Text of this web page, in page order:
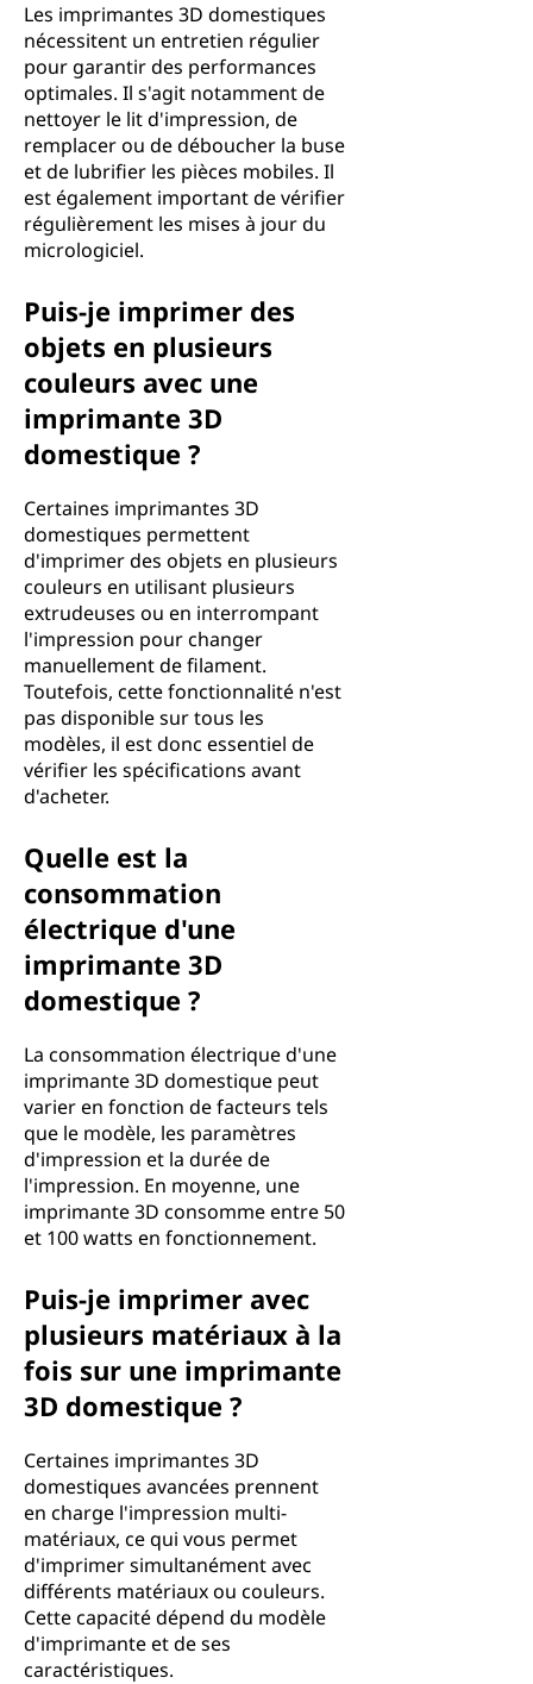
Les imprimantes 3D domestiques
nécessitent un entretien régulier
pour garantir des performances
optimales. Il s'agit notamment de
nettoyer le lit d'impression, de
remplacer ou de déboucher la buse
et de lubrifier les pièces mobiles. Il
est également important de vérifier
régulièrement les mises à jour du
micrologiciel.
Puis-je imprimer des
objets en plusieurs
couleurs avec une
imprimante 3D
domestique ?
Certaines imprimantes 3D
domestiques permettent
d'imprimer des objets en plusieurs
couleurs en utilisant plusieurs
extrudeuses ou en interrompant
l'impression pour changer
manuellement de filament.
Toutefois, cette fonctionnalité n'est
pas disponible sur tous les
modèles, il est donc essentiel de
vérifier les spécifications avant
d'acheter.
Quelle est la
consommation
électrique d'une
imprimante 3D
domestique ?
La consommation électrique d'une
imprimante 3D domestique peut
varier en fonction de facteurs tels
que le modèle, les paramètres
d'impression et la durée de
l'impression. En moyenne, une
imprimante 3D consomme entre 50
et 100 watts en fonctionnement.
Puis-je imprimer avec
plusieurs matériaux à la
fois sur une imprimante
3D domestique ?
Certaines imprimantes 3D
domestiques avancées prennent
en charge l'impression multi-
matériaux, ce qui vous permet
d'imprimer simultanément avec
différents matériaux ou couleurs.
Cette capacité dépend du modèle
d'imprimante et de ses
caractéristiques.